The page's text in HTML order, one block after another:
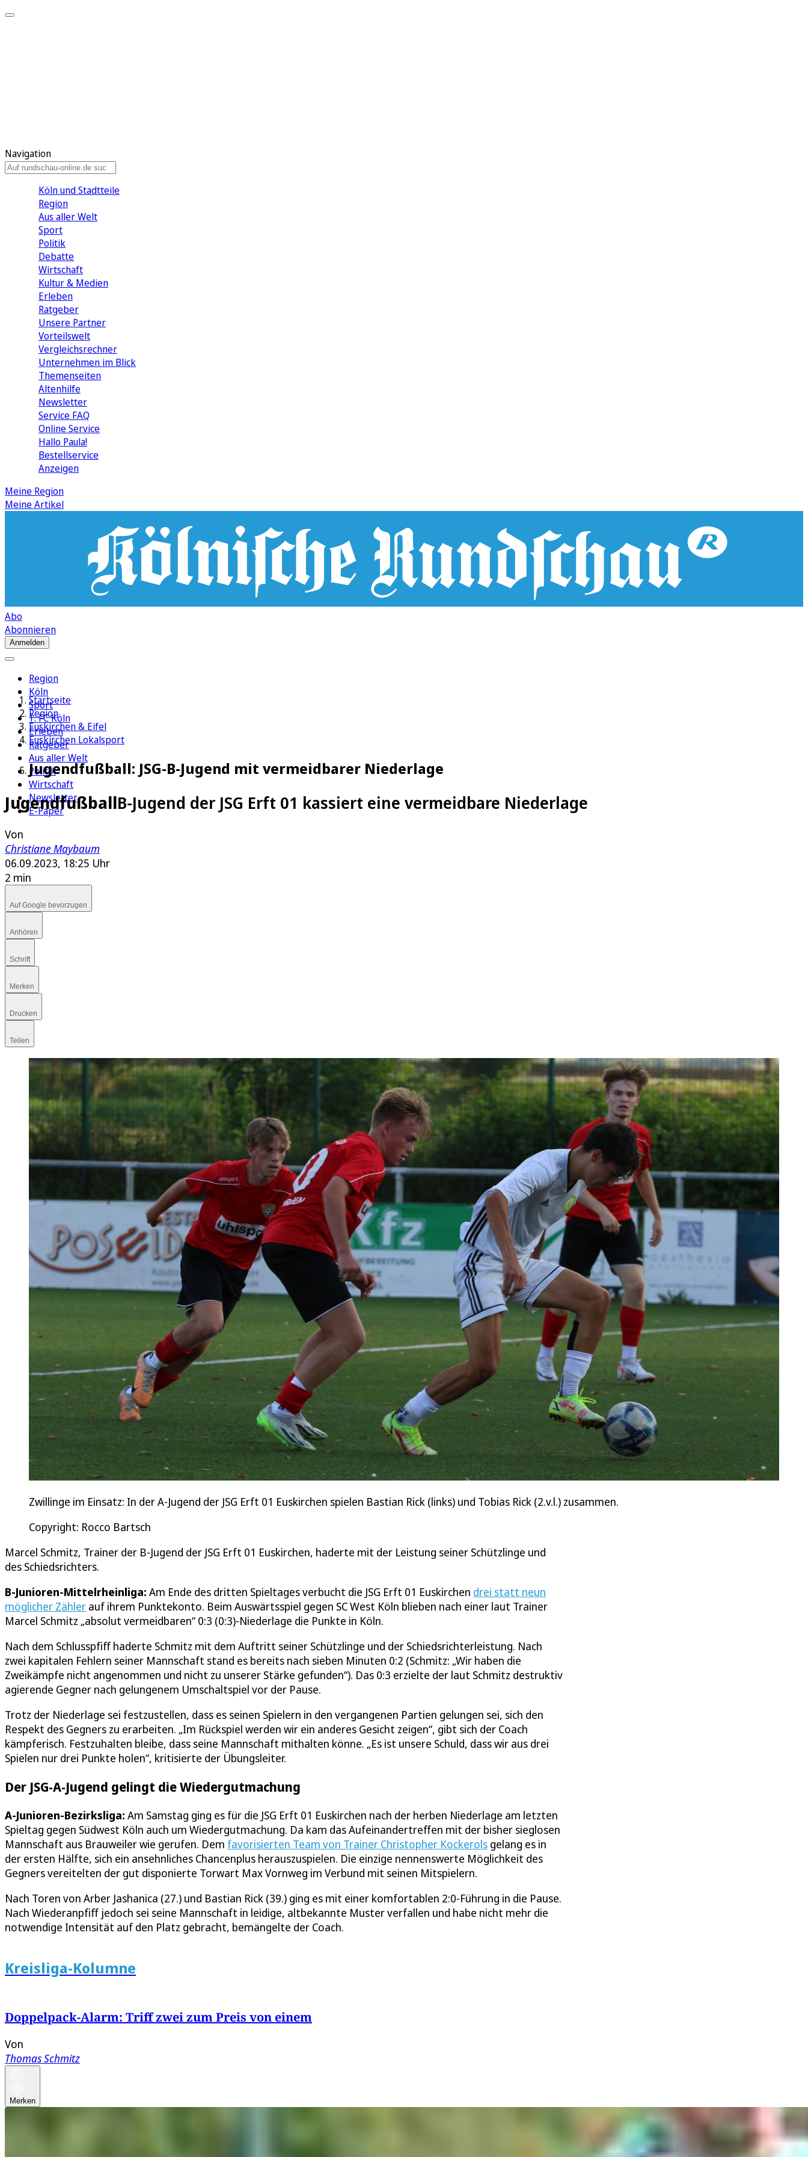
Navigation
Köln und Stadtteile
Region
Aus aller Welt
Sport
Politik
Debatte
Wirtschaft
Kultur & Medien
Erleben
Ratgeber
Unsere Partner
Vorteilswelt
Vergleichsrechner
Unternehmen im Blick
Themenseiten
Altenhilfe
Newsletter
Service FAQ
Online Service
Hallo Paula!
Bestellservice
Anzeigen
Meine Region
Meine Artikel
Abo
Abonnieren
Anmelden
Region
Köln
Sport
1. FC Köln
Erleben
Ratgeber
Aus aller Welt
Politik
Wirtschaft
Newsletter
E-Paper
Startseite
Region
Euskirchen & Eifel
Euskirchen Lokalsport
Jugendfußball: JSG-B-Jugend mit vermeidbarer Niederlage
JugendfußballB-Jugend der JSG Erft 01 kassiert eine vermeidbare Niederlage
Von
Christiane Maybaum
06.09.2023, 18:25 Uhr
2 min
Auf Google bevorzugen
Anhören
Schrift
Merken
Drucken
Teilen
Zwillinge im Einsatz: In der A-Jugend der JSG Erft 01 Euskirchen spielen Bastian Rick (links) und Tobias Rick (2.v.l.) zusammen.
Copyright: Rocco Bartsch
Marcel Schmitz, Trainer der B-Jugend der JSG Erft 01 Euskirchen, haderte mit der Leistung seiner Schützlinge und
des Schiedsrichters.
B-Junioren-Mittelrheinliga: Am Ende des dritten Spieltages verbucht die JSG Erft 01 Euskirchen drei statt neun
möglicher Zähler auf ihrem Punktekonto. Beim Auswärtsspiel gegen SC West Köln blieben nach einer laut Trainer
Marcel Schmitz „absolut vermeidbaren“ 0:3 (0:3)-Niederlage die Punkte in Köln.
Nach dem Schlusspfiff haderte Schmitz mit dem Auftritt seiner Schützlinge und der Schiedsrichterleistung. Nach
zwei kapitalen Fehlern seiner Mannschaft stand es bereits nach sieben Minuten 0:2 (Schmitz: „Wir haben die
Zweikämpfe nicht angenommen und nicht zu unserer Stärke gefunden“). Das 0:3 erzielte der laut Schmitz destruktiv
agierende Gegner nach gelungenem Umschaltspiel vor der Pause.
Trotz der Niederlage sei festzustellen, dass es seinen Spielern in den vergangenen Partien gelungen sei, sich den
Respekt des Gegners zu erarbeiten. „Im Rückspiel werden wir ein anderes Gesicht zeigen“, gibt sich der Coach
kämpferisch. Festzuhalten bleibe, dass seine Mannschaft mithalten könne. „Es ist unsere Schuld, dass wir aus drei
Spielen nur drei Punkte holen“, kritisierte der Übungsleiter.
Der JSG-A-Jugend gelingt die Wiedergutmachung
A-Junioren-Bezirksliga: Am Samstag ging es für die JSG Erft 01 Euskirchen nach der herben Niederlage am letzten
Spieltag gegen Südwest Köln auch um Wiedergutmachung. Da kam das Aufeinandertreffen mit der bisher sieglosen
Mannschaft aus Brauweiler wie gerufen. Dem favorisierten Team von Trainer Christopher Kockerols gelang es in
der ersten Hälfte, sich ein ansehnliches Chancenplus herauszuspielen. Die einzige nennenswerte Möglichkeit des
Gegners vereitelten der gut disponierte Torwart Max Vornweg im Verbund mit seinen Mitspielern.
Nach Toren von Arber Jashanica (27.) und Bastian Rick (39.) ging es mit einer komfortablen 2:0-Führung in die Pause.
Nach Wiederanpfiff jedoch sei seine Mannschaft in leidige, altbekannte Muster verfallen und habe nicht mehr die
notwendige Intensität auf den Platz gebracht, bemängelte der Coach.
Kreisliga-Kolumne
Doppelpack-Alarm: Triff zwei zum Preis von einem
Von
Thomas Schmitz
Merken